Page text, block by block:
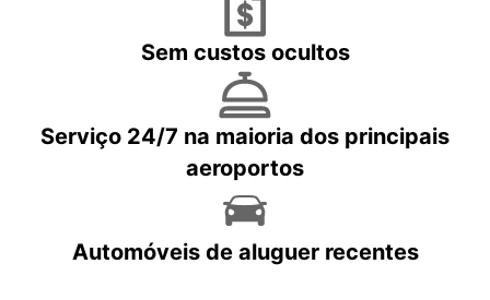
Sem custos ocultos
Serviço 24/7 na maioria dos principais
aeroportos
Automóveis de aluguer recentes